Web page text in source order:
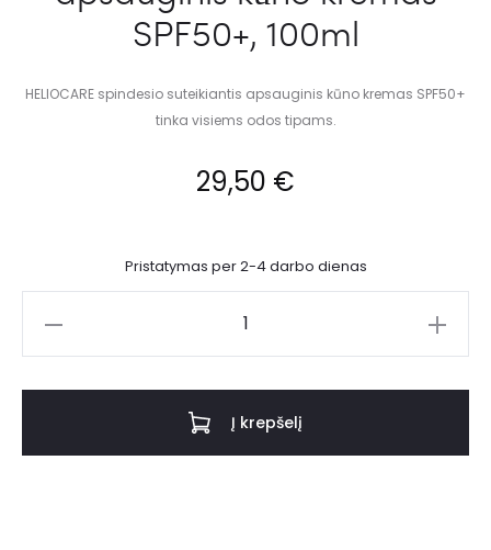
SPF50+, 100ml
HELIOCARE spindesio suteikiantis apsauginis kūno kremas SPF50+
tinka visiems odos tipams.
29,50 €
Pristatymas per 2-4 darbo dienas
Į krepšelį